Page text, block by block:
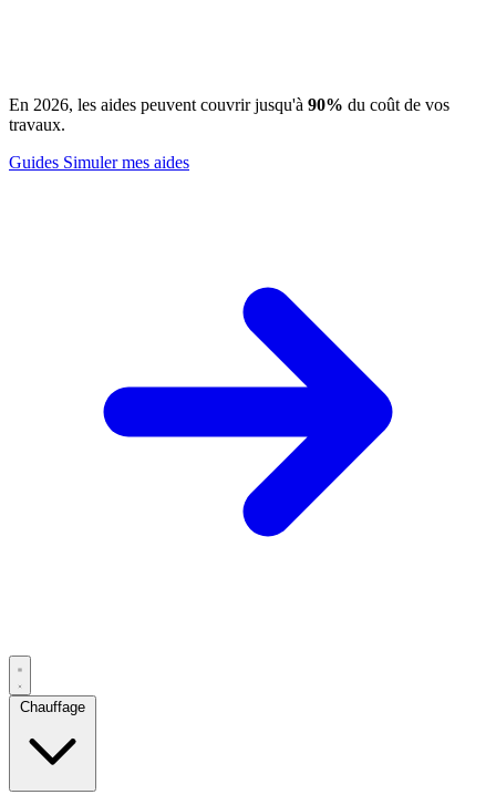
En 2026, les aides peuvent couvrir jusqu'à 90% du coût de vos
travaux.
Guides Simuler mes aides